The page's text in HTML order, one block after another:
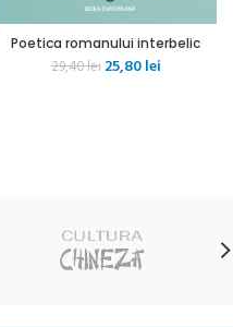
Poetica romanului interbelic
29,40lei Prețul
25,80leiPrețul